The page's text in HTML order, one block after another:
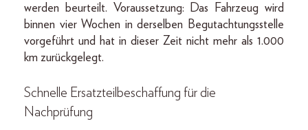
werden beurteilt. Voraussetzung: Das Fahrzeug wird
binnen vier Wochen in derselben Begutachtungsstelle
vorgeführt und hat in dieser Zeit nicht mehr als 1.000
km zurückgelegt.
Schnelle Ersatzteilbeschaffung für die
Nachprüfung